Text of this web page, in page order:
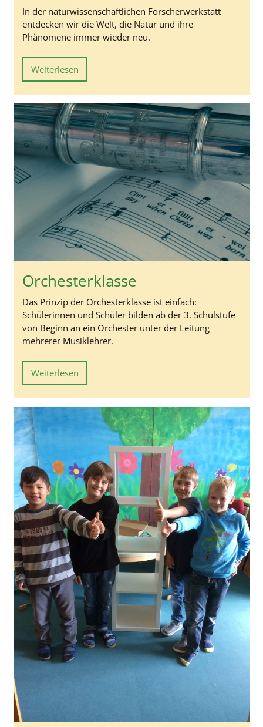
In der naturwissenschaftlichen Forscherwerkstatt
entdecken wir die Welt, die Natur und ihre
Phänomene immer wieder neu.
Weiterlesen
Orchesterklasse
Das Prinzip der Orchesterklasse ist einfach:
Schülerinnen und Schüler bilden ab der 3. Schulstufe
von Beginn an ein Orchester unter der Leitung
mehrerer Musiklehrer.
Weiterlesen